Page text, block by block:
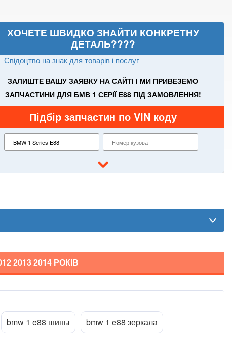
1 Series E87 1 Series F20
ХОЧЕТЕ ШВИДКО ЗНАЙТИ КОНКРЕТНУ
ДЕТАЛЬ????
Свідоцтво на знак для товарів і послуг
ЗАЛИШТЕ ВАШУ ЗАЯВКУ НА САЙТІ І МИ ПРИВЕЗЕМО
ЗАПЧАСТИНИ ДЛЯ БМВ 1 СЕРІЇ Е88 ПІД ЗАМОВЛЕННЯ!
Підбір запчастин по VIN коду
2013 2014 РОКІВ
bmw 1 e88 шины bmw 1 e88 зеркала